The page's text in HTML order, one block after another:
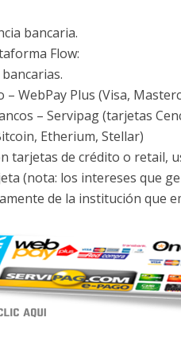
bancaria.
Flow:
WebPay Plus (Visa,
– Servipag (tarjetas
Etherium, Stellar)
tarjetas de crédito o retail,
(nota: los intereses que
de la institución que